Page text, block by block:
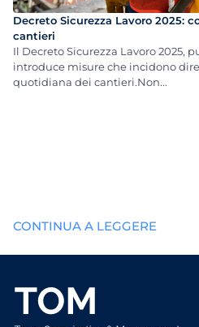
Decreto Sicurezza Lavoro 2025:
cantieri
Il Decreto Sicurezza Lavoro 2025,
introduce misure che incidono
quotidiana dei cantieri.Non...
CONTINUA A LEGGERE